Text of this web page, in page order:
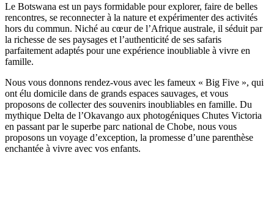
Le Botswana est un pays formidable pour explorer, faire de belles
rencontres, se reconnecter à la nature et expérimenter des activités
hors du commun. Niché au cœur de l’Afrique australe, il séduit par
la richesse de ses paysages et l’authenticité de ses safaris
parfaitement adaptés pour une expérience inoubliable à vivre en
famille.
Nous vous donnons rendez-vous avec les fameux « Big Five », qui
ont élu domicile dans de grands espaces sauvages, et vous
proposons de collecter des souvenirs inoubliables en famille. Du
mythique Delta de l’Okavango aux photogéniques Chutes Victoria
en passant par le superbe parc national de Chobe, nous vous
proposons un voyage d’exception, la promesse d’une parenthèse
enchantée à vivre avec vos enfants.